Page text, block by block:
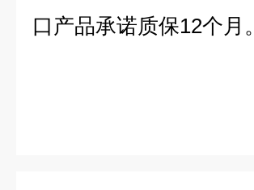
口产品承诺质保12个月。